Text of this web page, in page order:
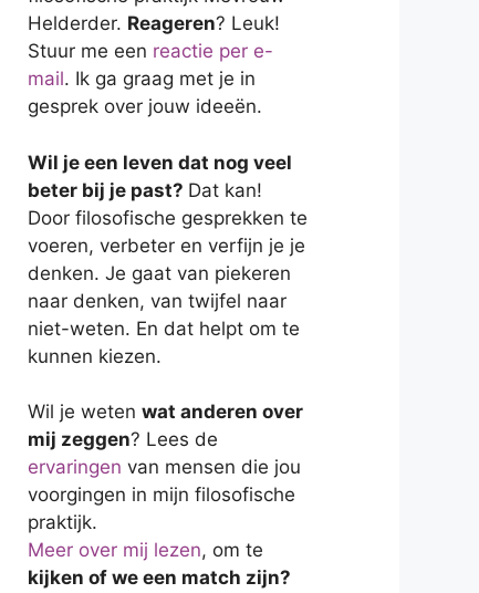
Helderder. Reageren? Leuk!
Stuur me een reactie per e-
mail. Ik ga graag met je in
gesprek over jouw ideeën.
Wil je een leven dat nog veel
beter bij je past? Dat kan!
Door filosofische gesprekken te
voeren, verbeter en verfijn je je
denken. Je gaat van piekeren
naar denken, van twijfel naar
niet-weten. En dat helpt om te
kunnen kiezen.
Wil je weten wat anderen over
mij zeggen? Lees de
ervaringen van mensen die jou
voorgingen in mijn filosofische
praktijk.
Meer over mij lezen, om te
kijken of we een match zijn?